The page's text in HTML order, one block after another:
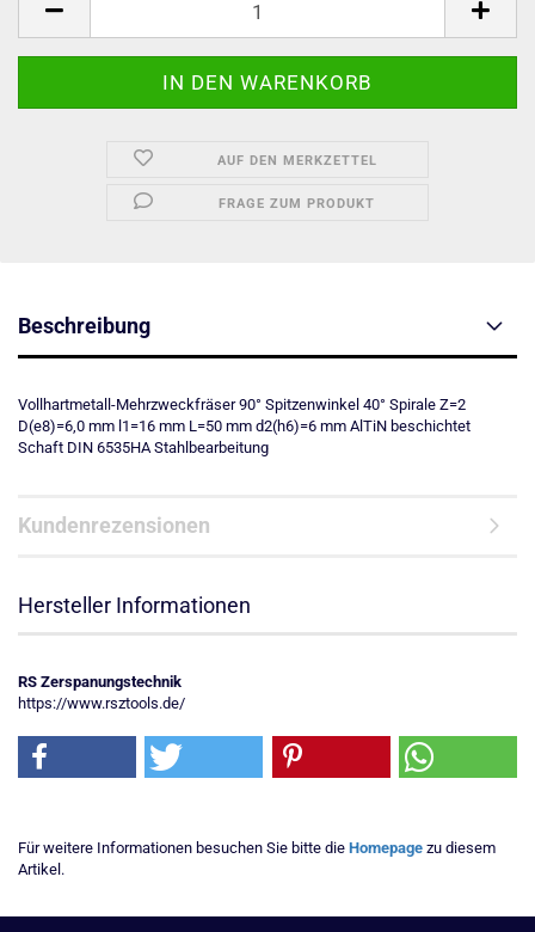
AUF DEN MERKZETTEL
FRAGE ZUM PRODUKT
Beschreibung
Vollhartmetall-Mehrzweckfräser 90° Spitzenwinkel 40° Spirale Z=2
D(e8)=6,0 mm l1=16 mm L=50 mm d2(h6)=6 mm AlTiN beschichtet
Schaft DIN 6535HA Stahlbearbeitung
Kundenrezensionen
Hersteller Informationen
RS Zerspanungstechnik
https://www.rsztools.de/
Für weitere Informationen besuchen Sie bitte die Homepage zu diesem
Artikel.